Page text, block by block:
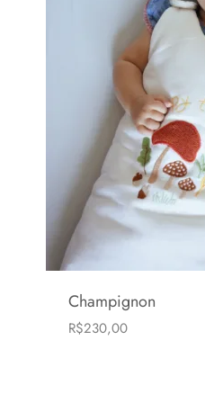
Champignon
R$230,00
0-6 meses